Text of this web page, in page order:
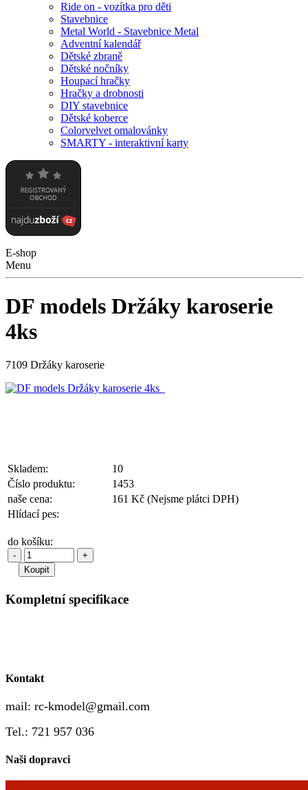
Ride on - vozítka pro děti
Stavebnice
Metal World - Stavebnice Metal
Adventní kalendář
Dětské zbraně
Dětské nočníky
Houpací hračky
Hračky a drobnosti
DIY stavebnice
Dětské koberce
Colorvelvet omalovánky
SMARTY - interaktivní karty
E-shop
Menu
DF models Držáky karoserie
4ks
7109 Držáky karoserie
Skladem:
10
Číslo produktu:
1453
naše cena:
161 Kč (Nejsme plátci DPH)
Hlídací pes:
do košíku:
- +
Kompletní specifikace
Kontakt
mail: rc-kmodel@gmail.com
Tel.: 721 957 036
Naši dopravci